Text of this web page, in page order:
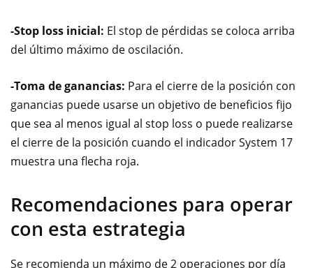
-Stop loss inicial: El stop de pérdidas se coloca arriba
del último máximo de oscilación.
-Toma de ganancias: Para el cierre de la posición con
ganancias puede usarse un objetivo de beneficios fijo
que sea al menos igual al stop loss o puede realizarse
el cierre de la posición cuando el indicador System 17
muestra una flecha roja.
Recomendaciones para operar
con esta estrategia
Se recomienda un máximo de 2 operaciones por día